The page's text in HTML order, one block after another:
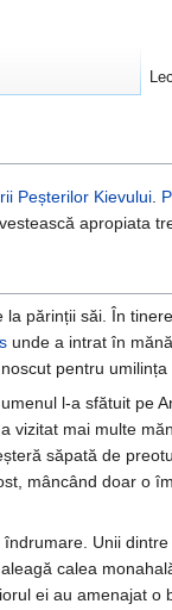
Peșterilor Kievului.
apropiata
părinții săi. În
unde a intrat în
pentru umilința
l-a sfătuit pe
vizitat mai multe
săpată de
mâncând doar o
Unii
calea
ei au amenajat o